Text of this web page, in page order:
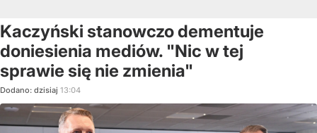
Kaczyński stanowczo dementuje
doniesienia mediów. "Nic w tej
sprawie się nie zmienia"
Dodano: dzisiaj 13:04